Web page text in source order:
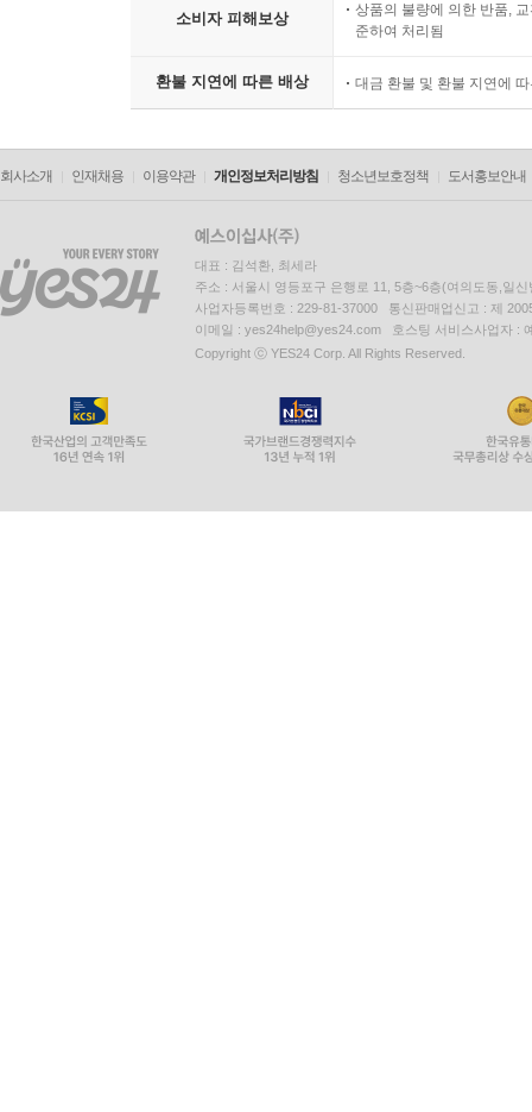
소비자 피해보상
상품의 불량에 의한 반품,
준하여 처리됨
환불 지연에 따른 배상 대금 환불 및 환불 지연에
회사소개 인재채용 이용약관 개인정보처리방침 청소년보호정책 도서홍보안내
대표 : 김석환, 최세라
주소 : 서울시 영등포구 은행로 11, 5층~6층(여의도동,일신
사업자등록번호 : 229-81-37000 통신판매업신고 : 제
이메일 : yes24help@yes24.com 호스팅 서비스사업자 :
Copyright ⓒ YES24 Corp. All Rights Reserved.